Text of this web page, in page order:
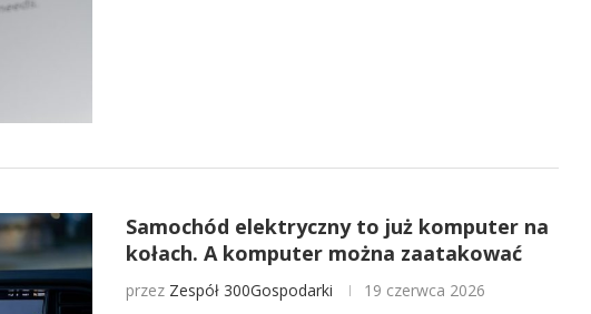
Samochód elektryczny to już komputer na
kołach. A komputer można zaatakować
przez Zespół 300Gospodarki 19 czerwca 2026